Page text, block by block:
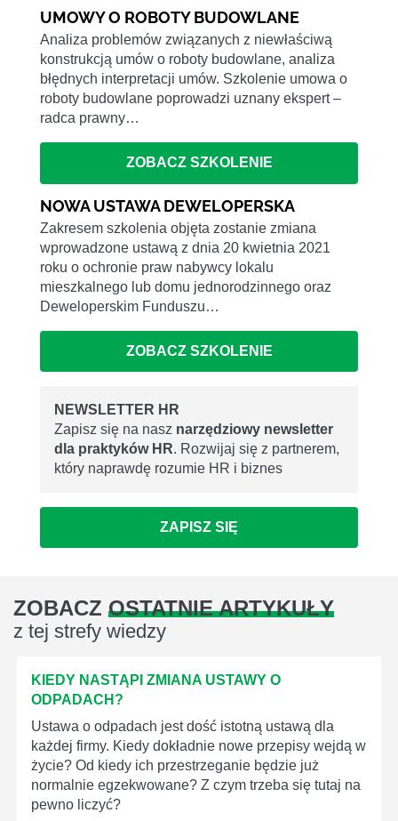
UMOWY O ROBOTY BUDOWLANE
Analiza problemów związanych z niewłaściwą
konstrukcją umów o roboty budowlane, analiza
błędnych interpretacji umów. Szkolenie umowa o
roboty budowlane poprowadzi uznany ekspert –
radca prawny…
ZOBACZ SZKOLENIE
NOWA USTAWA DEWELOPERSKA
Zakresem szkolenia objęta zostanie zmiana
wprowadzone ustawą z dnia 20 kwietnia 2021
roku o ochronie praw nabywcy lokalu
mieszkalnego lub domu jednorodzinnego oraz
Deweloperskim Funduszu…
ZOBACZ SZKOLENIE
NEWSLETTER HR
Zapisz się na nasz narzędziowy newsletter
dla praktyków HR. Rozwijaj się z partnerem,
który naprawdę rozumie HR i biznes
ZAPISZ SIĘ
ZOBACZ OSTATNIE ARTYKUŁY
z tej strefy wiedzy
KIEDY NASTĄPI ZMIANA USTAWY O
ODPADACH?
Ustawa o odpadach jest dość istotną ustawą dla
każdej firmy. Kiedy dokładnie nowe przepisy wejdą w
życie? Od kiedy ich przestrzeganie będzie już
normalnie egzekwowane? Z czym trzeba się tutaj na
pewno liczyć?